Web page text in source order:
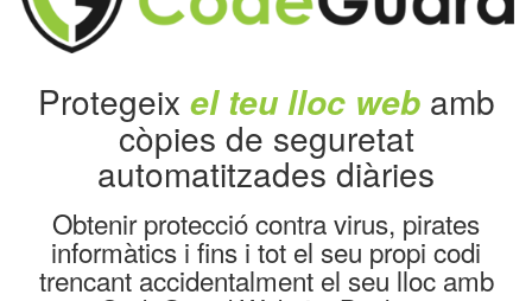
Protegeix el teu lloc webamb
còpies de seguretat
automatitzades diàries
Obtenir protecció contra virus, pirates
informàtics i fins i tot el seu propi codi
trencant accidentalment el seu lloc amb